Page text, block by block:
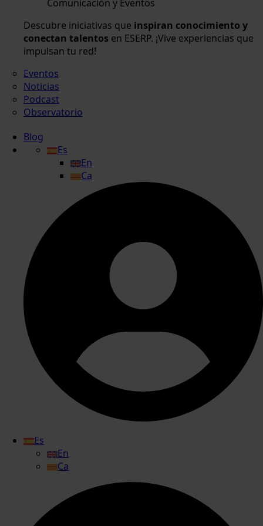
Comunicación y Eventos
Descubre iniciativas que inspiran conocimiento y
conectan talentos en ESERP. ¡Vive experiencias que
impulsan tu red!
Eventos
Noticias
Podcast
Observatorio
Blog
Es
En
Ca
Es
En
Ca